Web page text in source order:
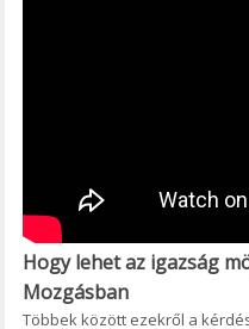
Hogy lehet az igazság
Mozgásban
Többek között ezekről a